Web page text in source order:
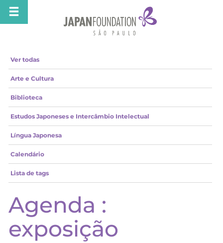
Ver todas
Arte e Cultura
Biblioteca
Estudos Japoneses e Intercâmbio Intelectual
Língua Japonesa
Calendário
Lista de tags
Agenda :
exposição